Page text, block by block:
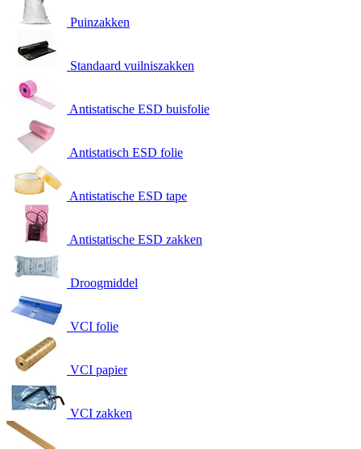
Puinzakken
Standaard vuilniszakken
Antistatische ESD buisfolie
Antistatisch ESD folie
Antistatische ESD tape
Antistatische ESD zakken
Droogmiddel
VCI folie
VCI papier
VCI zakken